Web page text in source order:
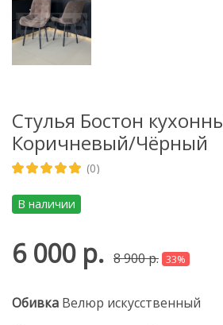
Стулья Бостон
Коричневый/Чёрный
(0)
В наличии
6 000 р. 8 900 р. 33%
Обивка Велюр искусственный